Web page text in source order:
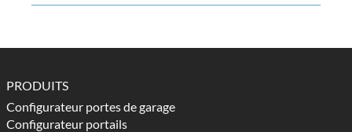
PRODUITS
Configurateur portes de garage
Configurateur portails